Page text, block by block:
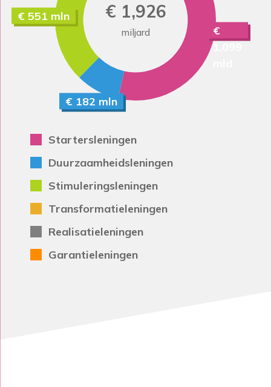
€ 1,926
miljard
€
1,099
€ 182 mln
€ 551 mln
Startersleningen
Duurzaamheidsleningen
Stimuleringsleningen
Transformatieleningen
Realisatieleningen
Garantieleningen